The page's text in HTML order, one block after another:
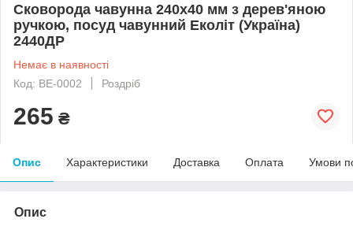
Сковорода чавунна 240х40 мм з дерев'яною
ручкою, посуд чавунний Еколіт (Україна)
2440ДР
Немає в наявності
Код: BE-0002
Роздріб
265 ₴
Опис Характеристики Доставка Оплата Умови
Опис